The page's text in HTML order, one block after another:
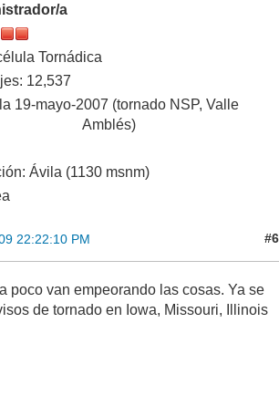
a
Tornádica
12,537
19-mayo-2007 (tornado NSP, Valle
Amblés)
Ávila (1130 msnm)
22:22:10 PM #6
poco van empeorando las cosas. Ya se
de tornado en Iowa, Missouri, Illinois